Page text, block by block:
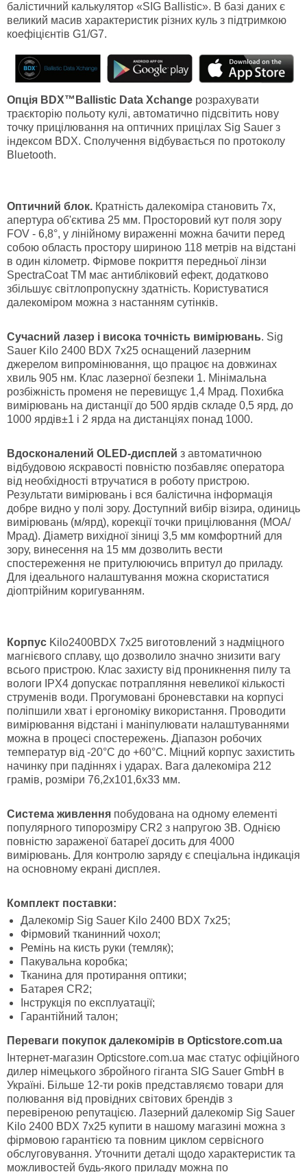
балістичний калькулятор «SIG Ballistic». В базі даних є
великий масив характеристик різних куль з підтримкою
коефіцієнтів G1/G7.
Опція BDX™ Ballistic Data Xchange розрахувати
траєкторію польоту кулі, автоматично підсвітить нову
точку прицілювання на оптичних прицілах Sig Sauer з
індексом BDX. Сполучення відбувається по протоколу
Bluetooth.
Оптичний блок. Кратність далекоміра становить 7х,
апертура об'єктива 25 мм. Просторовий кут поля зору
FOV - 6,8°, у лінійному вираженні можна бачити перед
собою область простору шириною 118 метрів на відстані
в один кілометр. Фірмове покриття передньої лінзи
SpectraCoatTM має антибліковий ефект, додатково
збільшує світлопропускну здатність. Користуватися
далекоміром можна з настанням сутінків.
Сучасний лазер і висока точність вимірювань. Sig
Sauer Kilo 2400 BDX 7x25 оснащений лазерним
джерелом випромінювання, що працює на довжинах
хвиль 905 нм. Клас лазерної безпеки 1. Мінімальна
розбіжність променя не перевищує 1,4 Мрад. Похибка
вимірювань на дистанції до 500 ярдів складе 0,5 ярд, до
1000 ярдів±1 і 2 ярда на дистанціях понад 1000.
Вдосконалений OLED-дисплей з автоматичною
відбудовою яскравості повністю позбавляє оператора
від необхідності втручатися в роботу пристрою.
Результати вимірювань і вся балістична інформація
добре видно у полі зору. Доступний вибір візира, одиниць
вимірювань (м/ярд), корекції точки прицілювання (МОА/
Мрад). Діаметр вихідної зіниці 3,5 мм комфортний для
зору, винесення на 15 мм дозволить вести
спостереження не притулюючись впритул до приладу.
Для ідеального налаштування можна скористатися
діоптрійним коригуванням.
Корпус Kilo2400BDX 7x25 виготовлений з надміцного
магнієвого сплаву, що дозволило значно знизити вагу
всього пристрою. Клас захисту від проникнення пилу та
вологи IPX4 допускає потрапляння невеликої кількості
струменів води. Прогумовані броневставки на корпусі
поліпшили хват і ергономіку використання. Проводити
вимірювання відстані і маніпулювати налаштуваннями
можна в процесі спостережень. Діапазон робочих
температур від -20°C до +60°C. Міцний корпус захистить
начинку при падіннях і ударах. Вага далекоміра 212
грамів, розміри 76,2х101,6х33 мм.
Система живлення побудована на одному елементі
популярного типорозміру CR2 з напругою 3В. Однією
повністю зараженої батареї досить для 4000
вимірювань. Для контролю заряду є спеціальна індикація
на основному екрані дисплея.
Комплект поставки:
Далекомір Sig Sauer Kilo 2400 BDX 7x25;
Фірмовий тканинний чохол;
Ремінь на кисть руки (темляк);
Пакувальна коробка;
Тканина для протирання оптики;
Батарея CR2;
Інструкція по експлуатації;
Гарантійний талон;
Переваги покупок далекомірів в Opticstore.com.ua
Інтернет-магазин Opticstore.com.ua має статус офіційного
дилер німецького збройного гіганта SIG Sauer GmbH в
Україні. Більше 12-ти років представляємо товари для
полювання від провідних світових брендів з
перевіреною репутацією. Лазерний далекомір Sig Sauer
Kilo 2400 BDX 7x25 купити в нашому магазині можна з
фірмовою гарантією та повним циклом сервісного
обслуговування. Уточнити деталі щодо характеристик та
можливостей будь-якого приладу можна по